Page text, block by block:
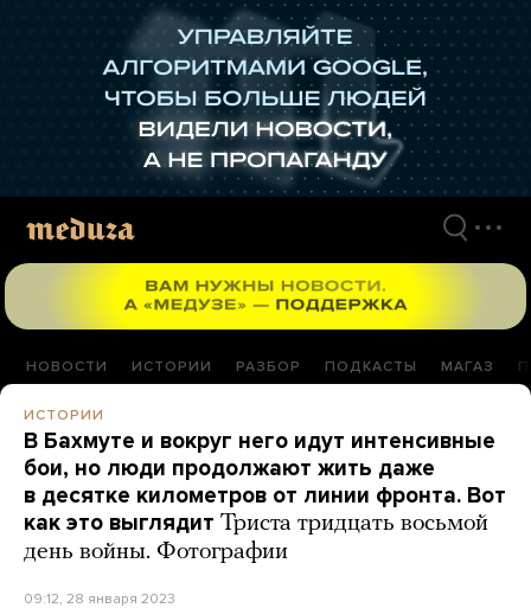
НОВОСТИ ИСТОРИИ РАЗБОР ПОДКАСТЫ МАГАЗ
ИСТОРИИ
В Бахмуте и вокруг него идут интенсивные
бои, но люди продолжают жить даже
в десятке километров от линии фронта. Вот
как это выглядит Триста тридцать восьмой
день войны. Фотографии
09:12, 28 января 2023